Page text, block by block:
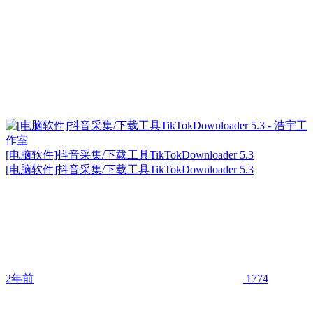
[电脑软件]抖音采集/下载工具TikTokDownloader 5.3
[电脑软件]抖音采集/下载工具TikTokDownloader 5.3
2年前 1774